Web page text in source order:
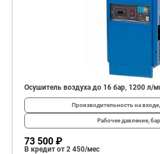
Осушитель воздуха до 16 бар, 1200 л/
Производительность на
Рабочее давление, бар
73 500 ₽
В кредит от 2 450/мес